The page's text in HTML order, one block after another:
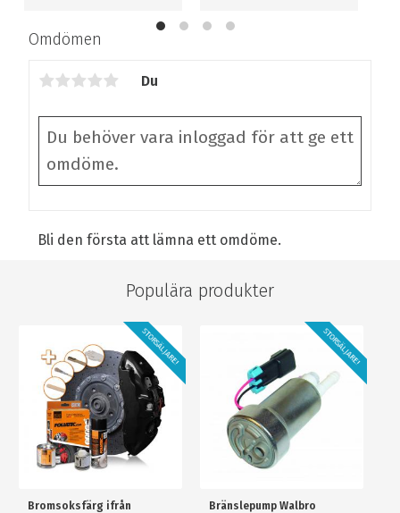
Omdömen
Du
Bli den första att lämna ett omdöme.
Populära produkter
Bromsoksfärg ifrån
STORSÄLJARE!
Bränslepump Walbro
STORSÄLJARE!